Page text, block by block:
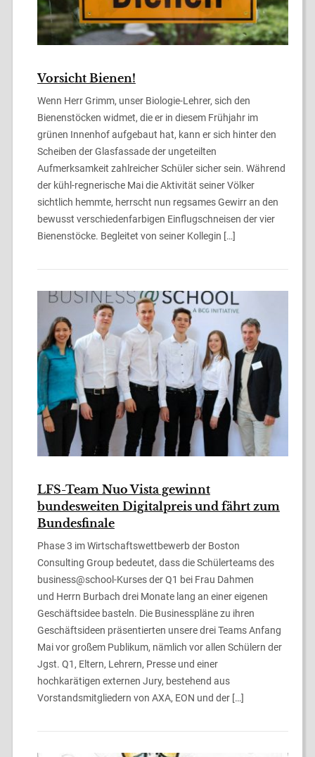
Vorsicht Bienen!
Wenn Herr Grimm, unser Biologie-Lehrer, sich den
Bienenstöcken widmet, die er in diesem Frühjahr im
grünen Innenhof aufgebaut hat, kann er sich hinter den
Scheiben der Glasfassade der ungeteilten
Aufmerksamkeit zahlreicher Schüler sicher sein. Während
der kühl-regnerische Mai die Aktivität seiner Völker
sichtlich hemmte, herrscht nun regsames Gewirr an den
bewusst verschiedenfarbigen Einflugschneisen der vier
Bienenstöcke. Begleitet von seiner Kollegin […]
LFS-Team Nuo Vista gewinnt
bundesweiten Digitalpreis und fährt zum
Bundesfinale
Phase 3 im Wirtschaftswettbewerb der Boston
Consulting Group bedeutet, dass die Schülerteams des
business@school-Kurses der Q1 bei Frau Dahmen
und Herrn Burbach drei Monate lang an einer eigenen
Geschäftsidee basteln. Die Businesspläne zu ihren
Geschäftsideen präsentierten unsere drei Teams Anfang
Mai vor großem Publikum, nämlich vor allen Schülern der
Jgst. Q1, Eltern, Lehrern, Presse und einer
hochkarätigen externen Jury, bestehend aus
Vorstandsmitgliedern von AXA, EON und der […]